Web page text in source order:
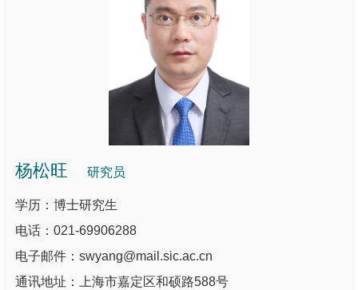
杨松旺 研究员
学历：博士研究生
电话：021-69906288
电子邮件：swyang@mail.sic.ac.cn
通讯地址：上海市嘉定区和硕路588号